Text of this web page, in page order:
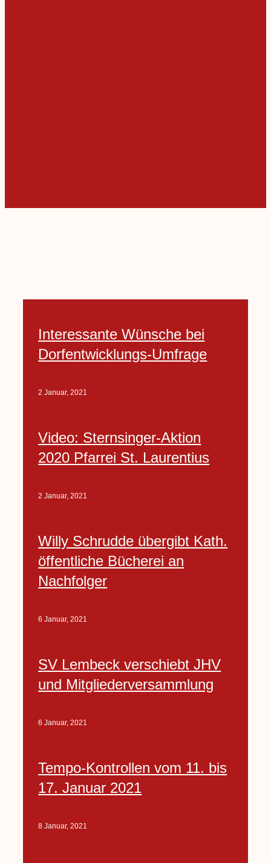
Interessante Wünsche bei
Dorfentwicklungs-Umfrage
2 Januar, 2021
Video: Sternsinger-Aktion
2020 Pfarrei St. Laurentius
2 Januar, 2021
Willy Schrudde übergibt Kath.
öffentliche Bücherei an
Nachfolger
6 Januar, 2021
SV Lembeck verschiebt JHV
und Mitgliederversammlung
6 Januar, 2021
Tempo-Kontrollen vom 11. bis
17. Januar 2021
8 Januar, 2021